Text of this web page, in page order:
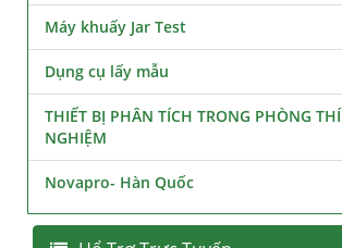
Máy khuấy Jar Test
Dụng cụ lấy mẫu
THIẾT BỊ PHÂN TÍCH TRONG PHÒNG THÍ
NGHIỆM
Novapro- Hàn Quốc